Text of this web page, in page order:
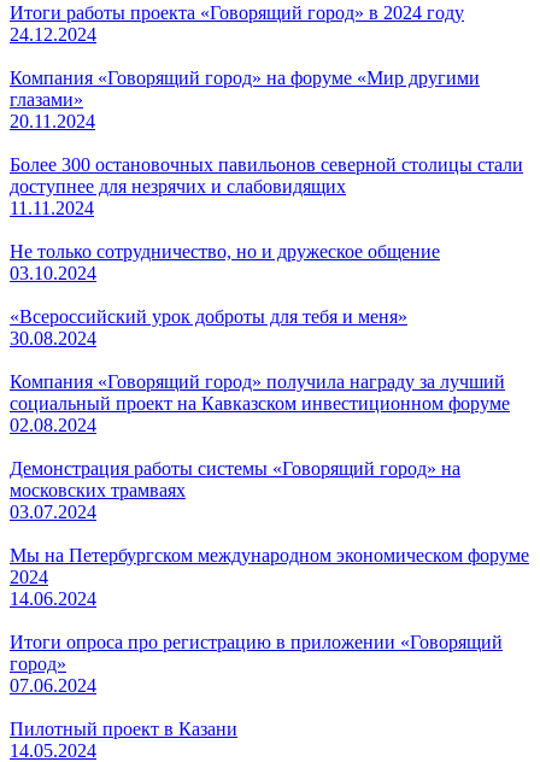
Итоги работы проекта «Говорящий город» в 2024 году
24.12.2024
Компания «Говорящий город» на форуме «Мир другими
глазами»
20.11.2024
Более 300 остановочных павильонов северной столицы стали
доступнее для незрячих и слабовидящих
11.11.2024
Не только сотрудничество, но и дружеское общение
03.10.2024
«Всероссийский урок доброты для тебя и меня»
30.08.2024
Компания «Говорящий город» получила награду за лучший
социальный проект на Кавказском инвестиционном форуме
02.08.2024
Демонстрация работы системы «Говорящий город» на
московских трамваях
03.07.2024
Мы на Петербургском международном экономическом форуме
2024
14.06.2024
Итоги опроса про регистрацию в приложении «Говорящий
город»
07.06.2024
Пилотный проект в Казани
14.05.2024